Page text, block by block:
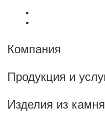
Компания
Продукция и
Изделия из камня